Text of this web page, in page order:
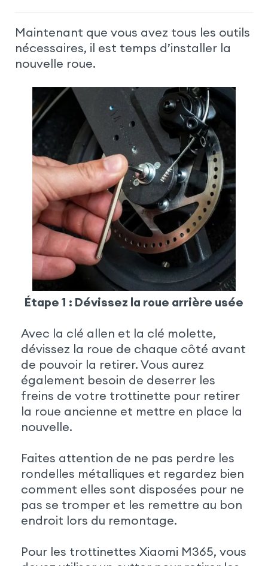
Maintenant que vous avez tous les outils
nécessaires, il est temps d’installer la
nouvelle roue.
Étape 1 : Dévissez la roue arrière usée
Avec la clé allen et la clé molette,
dévissez la roue de chaque côté avant
de pouvoir la retirer. Vous aurez
également besoin de deserrer les
freins de votre trottinette pour retirer
la roue ancienne et mettre en place la
nouvelle.
Faites attention de ne pas perdre les
rondelles métalliques et regardez bien
comment elles sont disposées pour ne
pas se tromper et les remettre au bon
endroit lors du remontage.
Pour les trottinettes Xiaomi M365, vous